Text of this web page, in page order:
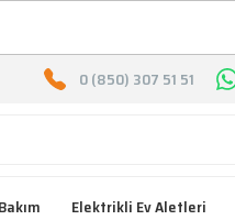
0 (850) 307 51 51
Elektrikli Ev Aletleri